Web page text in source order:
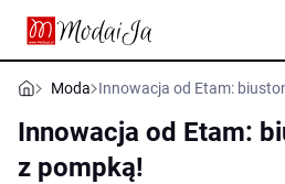
Moda Innowacja od Etam:
Innowacja od Etam:
z pompką!